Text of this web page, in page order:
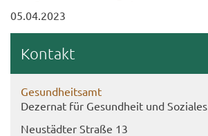
05.04.2023
Kon­takt
Ge­sund­heits­amt
De­zer­nat für Ge­sund­heit und So­zia­les
Neu­städ­ter Stra­ße 13